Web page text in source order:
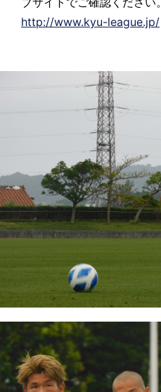
http://www.kyu-league.jp/